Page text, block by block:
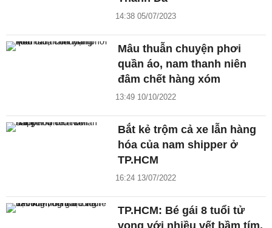
14:38 05/07/2023
Mâu thuẫn chuyện phơi
quần áo, nam thanh niên
đâm chết hàng xóm
13:49 10/10/2022
Bắt kẻ trộm cả xe lẫn hàng
hóa của nam shipper ở
TP.HCM
16:24 13/07/2022
TP.HCM: Bé gái 8 tuổi tử